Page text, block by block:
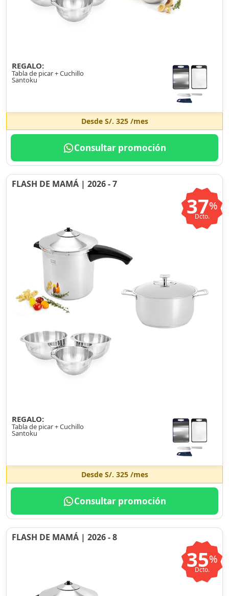
REGALO:
Tabla de picar + Cuchillo
Santoku
Desde S/. 325/mes
Consultar promoción
FLASH DE MAMÁ | 2026 - 7
37%
Dcto.
REGALO:
Tabla de picar + Cuchillo
Santoku
Desde S/. 325/mes
Consultar promoción
FLASH DE MAMÁ | 2026 - 8
35%
Dcto.